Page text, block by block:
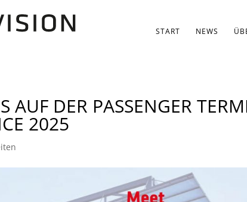
START NEWS
AUF DER PASSENGER
2025